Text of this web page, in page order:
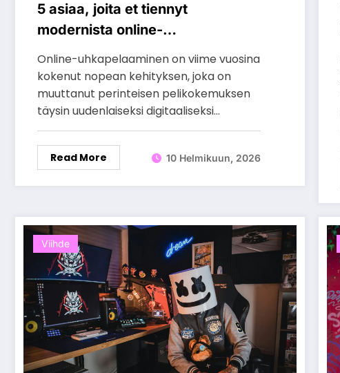
5 asiaa, joita et tiennyt
modernista online-
uhkapelaamisesta
Online-uhkapelaaminen on viime vuosina
kokenut nopean kehityksen, joka on
muuttanut perinteisen pelikokemuksen
täysin uudenlaiseksi digitaaliseksi…
Read More 10 Helmikuun, 2026
Viihde